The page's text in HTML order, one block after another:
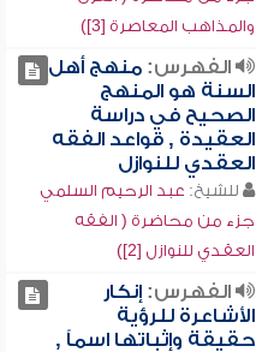
والمذاهب المعاصرة [3])
الفهرس:منهج أهل
السنة هو المنهج
الصحيح في دراسة
العقيدة , قواعد الفقه
العقدي للنوازل
للشيخ: عبد الرحيم السلمي
جزء من محاضرة ( الفقه
العقدي للنوازل [2])
الفهرس:إنكار
الأشاعرة للرؤية
حقيقة وإثباتها اسماً ,